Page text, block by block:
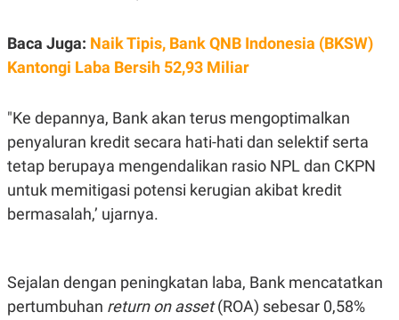
E
Y
S
.
L
A
G
G
A
N
T
K
K
I
E
R
J
A
E
Baca Juga: Naik Tipis, Bank QNB Indonesia (BKSW)
Kantongi Laba Bersih 52,93 Miliar
"Ke depannya, Bank akan terus mengoptimalkan
penyaluran kredit secara hati-hati dan selektif serta
tetap berupaya mengendalikan rasio NPL dan CKPN
untuk memitigasi potensi kerugian akibat kredit
bermasalah,’ ujarnya.
Sejalan dengan peningkatan laba, Bank mencatatkan
pertumbuhan return on asset(ROA) sebesar 0,58%